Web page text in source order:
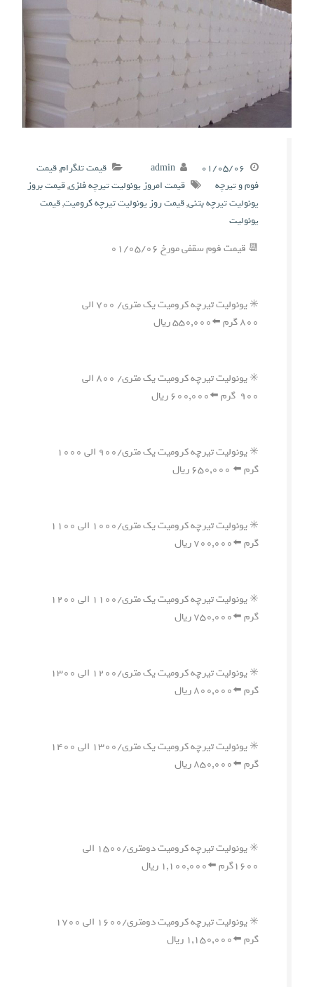
۰۱/۰۵/۰۶ admin قیمت تلگرام,قیمت
فوم و تیرچه
قیمت امروز یونولیت تیرچه فلزی,قیمت بروز
یونولیت تیرچه بتنی,قیمت روز یونولیت تیرچه کرومیت,قیمت
یونولیت
📆 قیمت فوم سقفی مورخ ۰۱/۰۵/۰۶
✳️ یونولیت تیرچه کرومیت یک متری/ ۷۰۰ الی
۸۰۰ گرم ⬅️۵۵۰,۰۰۰ ریال
✳️ یونولیت تیرچه کرومیت یک متری/ ۸۰۰ الی
۹۰۰ گرم ⬅️۶۰۰,۰۰۰ ریال
✳️ یونولیت تیرچه کرومیت یک متری/۹۰۰ الی ۱۰۰۰
گرم ⬅️ ۶۵۰,۰۰۰ ریال
✳️ یونولیت تیرچه کرومیت یک متری/۱۰۰۰ الی ۱۱۰۰
گرم ⬅️۷۰۰,۰۰۰ ریال
✳️ یونولیت تیرچه کرومیت یک متری/۱۱۰۰ الی ۱۲۰۰
گرم ⬅️۷۵۰,۰۰۰ ریال
✳️ یونولیت تیرچه کرومیت یک متری/۱۲۰۰ الی ۱۳۰۰
گرم ⬅️۸۰۰,۰۰۰ ریال
✳️ یونولیت تیرچه کرومیت یک متری/۱۳۰۰ الی ۱۴۰۰
گرم ⬅️۸۵۰,۰۰۰ ریال
✳️ یونولیت تیرچه کرومیت دومتری/۱۵۰۰ الی
۱۶۰۰گرم ⬅️۱,۱۰۰,۰۰۰ ریال
✳️ یونولیت تیرچه کرومیت دومتری/۱۶۰۰ الی ۱۷۰۰
گرم ⬅️۱,۱۵۰,۰۰۰ ریال